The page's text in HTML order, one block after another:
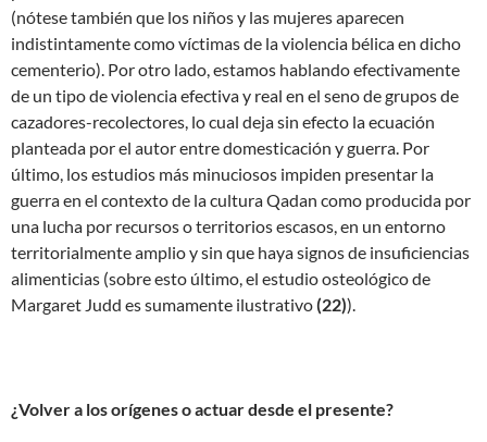
(nótese también que los niños y las mujeres aparecen
indistintamente como víctimas de la violencia bélica en dicho
cementerio). Por otro lado, estamos hablando efectivamente
de un tipo de violencia efectiva y real en el seno de grupos de
cazadores-recolectores, lo cual deja sin efecto la ecuación
planteada por el autor entre domesticación y guerra. Por
último, los estudios más minuciosos impiden presentar la
guerra en el contexto de la cultura Qadan como producida por
una lucha por recursos o territorios escasos, en un entorno
territorialmente amplio y sin que haya signos de insuficiencias
alimenticias (sobre esto último, el estudio osteológico de
Margaret Judd es sumamente ilustrativo(22)).
¿Volver a los orígenes o actuar desde el presente?